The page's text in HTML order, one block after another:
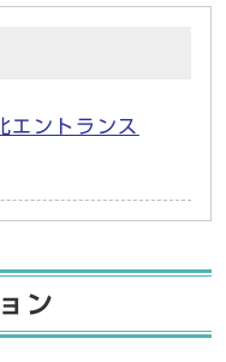
エントランス
ン